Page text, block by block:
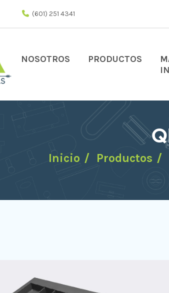
(601) 251 4341
NOSOTROS PRODUCTOS
Inicio Productos